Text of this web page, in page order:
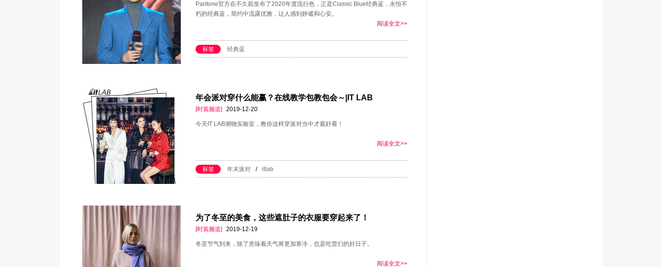
Pantone官方在不久前发布了2020年度流行色，正是Classic Blue经典蓝，永恒不
朽的经典蓝，简约中流露优雅，让人感到静谧和心安。
阅读全文>>
标签 经典蓝
年会派对穿什么能赢？在线教学包教包会～|IT LAB
[时装频道] 2019-12-20
今天IT LAB潮物实验室，教你这样穿派对当中才最好看！
阅读全文>>
标签 年末派对 / itlab
为了冬至的美食，这些遮肚子的衣服要穿起来了！
[时装频道] 2019-12-19
冬至节气到来，除了意味着天气将更加寒冷，也是吃货们的好日子。
阅读全文>>